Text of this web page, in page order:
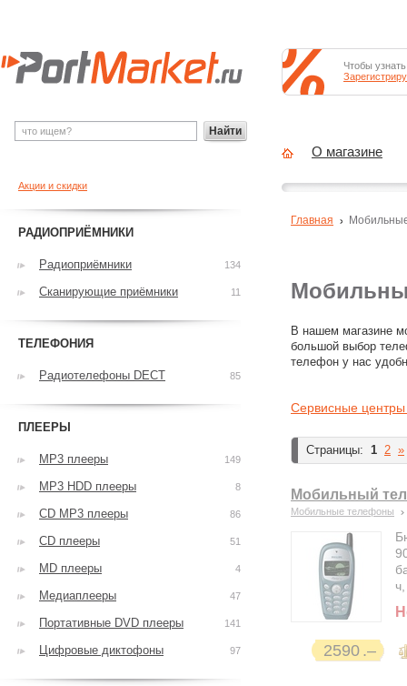
В нашем магазине
большой выбор
телефон у нас
Сервисные центры
Страницы: 1 2 »
Мобильный
Мобильные телефоны
2590
Главная
Акции и скидки
РАДИОПРИЁМНИКИ
Радиоприёмники 134
Сканирующие приёмники 11
ТЕЛЕФОНИЯ
Радиотелефоны DECT 85
ПЛЕЕРЫ
MP3 плееры 149
MP3 HDD плееры 8
CD MP3 плееры 86
CD плееры 51
MD плееры 4
Медиаплееры 47
Портативные DVD плееры 141
Цифровые диктофоны 97
Найти
Чтобы
О магазине